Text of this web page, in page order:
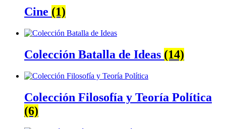
Cine (1)
Colección Batalla de Ideas (14)
Colección Filosofía y Teoría Política
(6)